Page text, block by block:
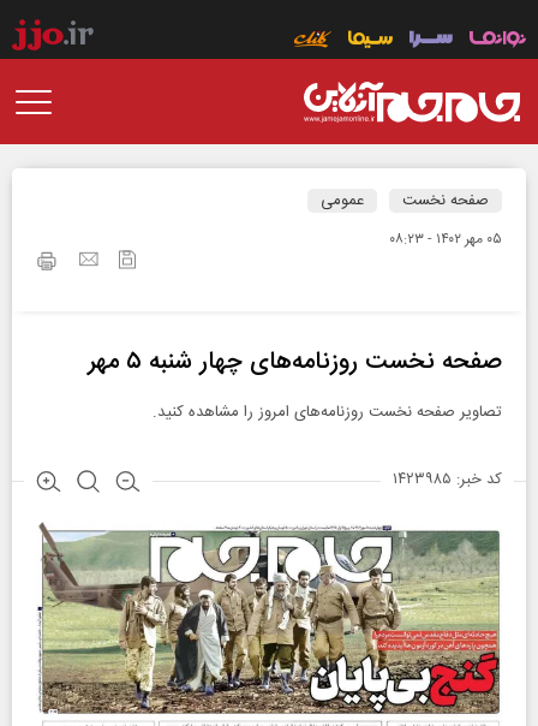
صفحه نخست عمومی
۰۵ مهر ۱۴۰۲ - ۰۸:۲۳
صفحه نخست روزنامه‌های چهار شنبه ۵ مهر
تصاویر صفحه نخست روزنامه‌های امروز را مشاهده کنید.
کد خبر: ۱۴۲۳۹۸۵